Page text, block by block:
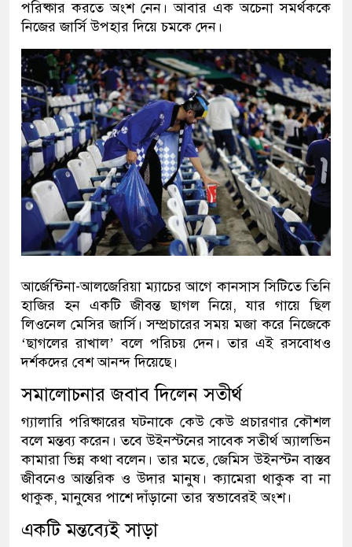
পরিষ্কার করতে অংশ নেন। আবার এক অচেনা সমর্থককে
নিজের জার্সি উপহার দিয়ে চমকে দেন।
আর্জেন্টিনা-আলজেরিয়া ম্যাচের আগে কানসাস সিটিতে তিনি
হাজির হন একটি জীবন্ত ছাগল নিয়ে, যার গায়ে ছিল
লিওনেল মেসির জার্সি। সম্প্রচারের সময় মজা করে নিজেকে
‘ছাগলের রাখাল’ বলে পরিচয় দেন। তার এই রসবোধও
দর্শকদের বেশ আনন্দ দিয়েছে।
সমালোচনার জবাব দিলেন সতীর্থ
গ্যালারি পরিষ্কারের ঘটনাকে কেউ কেউ প্রচারণার কৌশল
বলে মন্তব্য করেন। তবে উইনস্টনের সাবেক সতীর্থ অ্যালভিন
কামারা ভিন্ন কথা বলেন। তার মতে, জেমিস উইনস্টন বাস্তব
জীবনেও আন্তরিক ও উদার মানুষ। ক্যামেরা থাকুক বা না
থাকুক, মানুষের পাশে দাঁড়ানো তার স্বভাবেরই অংশ।
একটি মন্তব্যেই সাড়া